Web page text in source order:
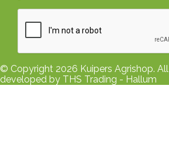
© Copyright 2026 Kuipers Agrishop.
developed by THS Trading - Hallum